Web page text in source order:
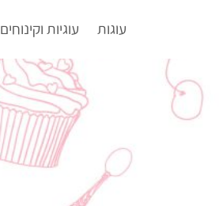
עוגות עוגיות וקינוחים